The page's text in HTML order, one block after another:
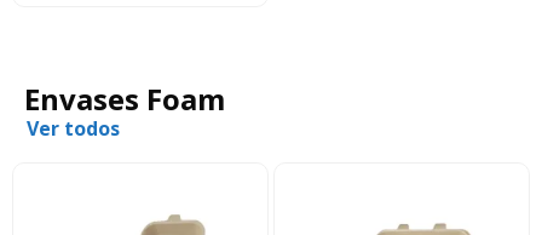
Envases Foam
Ver todos